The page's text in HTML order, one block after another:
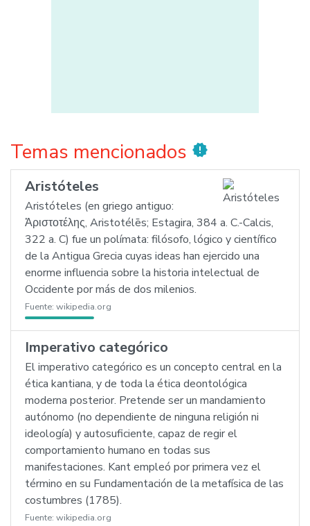
Temas mencionados new_releases
Aristóteles
Aristóteles (en griego antiguo:
Ἀριστοτέλης, Aristotélēs; Estagira, 384 a. C.-Calcis,
322 a. C) fue un polímata: filósofo, lógico y científico
de la Antigua Grecia cuyas ideas han ejercido una
enorme influencia sobre la historia intelectual de
Occidente por más de dos milenios.
Fuente: wikipedia.org
Imperativo categórico
El imperativo categórico es un concepto central en la
ética kantiana, y de toda la ética deontológica
moderna posterior. Pretende ser un mandamiento
autónomo (no dependiente de ninguna religión ni
ideología) y autosuficiente, capaz de regir el
comportamiento humano en todas sus
manifestaciones. Kant empleó por primera vez el
término en su Fundamentación de la metafísica de las
costumbres (1785).
Fuente: wikipedia.org